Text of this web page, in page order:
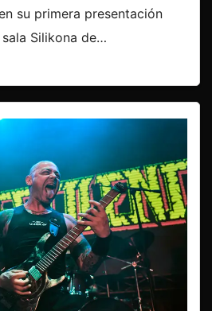
su primera presentación
Silikona de…